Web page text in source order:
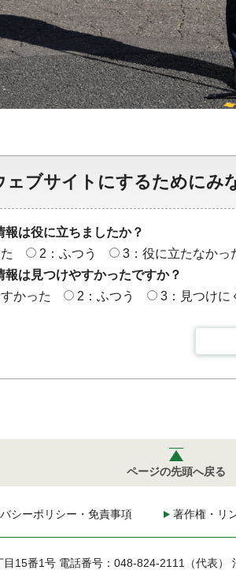
ェブサイトにするためにみ
報は役に立ちましたか？
2：ふつう
3：役に立たなかっ
報は見つけやすかったですか？
かった
2：ふつう 3：見つけに
ページの先頭へ戻る
シーポリシー・免責事項 著作権・リ
目15番1号 電話番号：048-824-2111（代表）